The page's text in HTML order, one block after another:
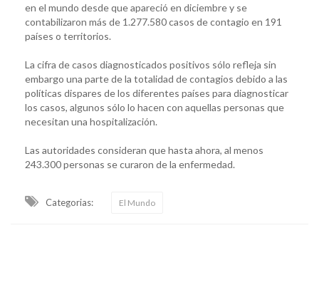
en el mundo desde que apareció en diciembre y se
contabilizaron más de 1.277.580 casos de contagio en 191
países o territorios.
La cifra de casos diagnosticados positivos sólo refleja sin
embargo una parte de la totalidad de contagios debido a las
políticas dispares de los diferentes países para diagnosticar
los casos, algunos sólo lo hacen con aquellas personas que
necesitan una hospitalización.
Las autoridades consideran que hasta ahora, al menos
243.300 personas se curaron de la enfermedad.
Categorias: El Mundo